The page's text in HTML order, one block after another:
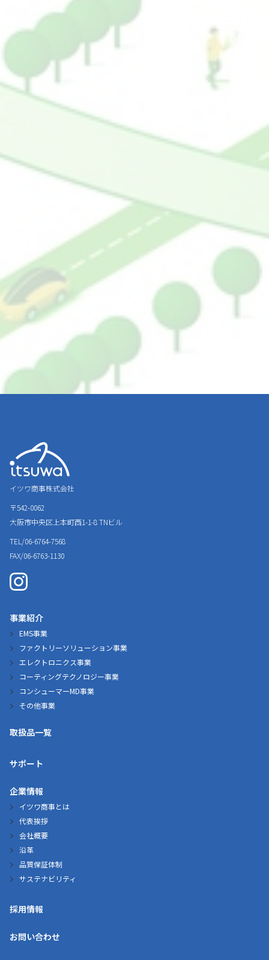
イツワ商事株式会社
〒542-0062
大阪市中央区上本町西1-1-8TNビル
TEL/06-6764-7568
FAX/06-6763-1130
事業紹介
EMS事業
ファクトリーソリューション事業
エレクトロニクス事業
コーティングテクノロジー事業
コンシューマーMD事業
その他事業
取扱品一覧
サポート
企業情報
イツワ商事とは
代表挨拶
会社概要
沿革
品質保証体制
サステナビリティ
採用情報
お問い合わせ